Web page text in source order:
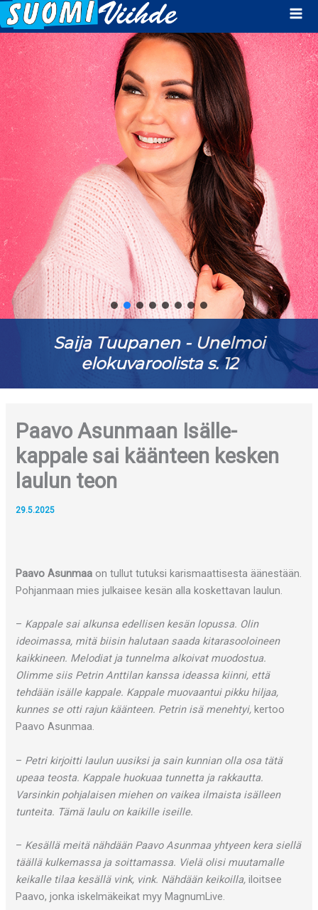
Saija Tuupanen - Unelmoi
elokuvaroolista s. 12
Paavo Asunmaan Isälle-
kappale sai käänteen kesken
laulun teon
29.5.2025
Paavo Asunmaa on tullut tutuksi karismaattisesta äänestään.
Pohjanmaan mies julkaisee kesän alla koskettavan laulun.
– Kappale sai alkunsa edellisen kesän lopussa. Olin
ideoimassa, mitä biisin halutaan saada kitarasooloineen
kaikkineen. Melodiat ja tunnelma alkoivat muodostua.
Olimme siis Petrin Anttilan kanssa ideassa kiinni, että
tehdään isälle kappale. Kappale muovaantui pikku hiljaa,
kunnes se otti rajun käänteen. Petrin isä menehtyi, kertoo
Paavo Asunmaa.
– Petri kirjoitti laulun uusiksi ja sain kunnian olla osa tätä
upeaa teosta. Kappale huokuaa tunnetta ja rakkautta.
Varsinkin pohjalaisen miehen on vaikea ilmaista isälleen
tunteita. Tämä laulu on kaikille iseille.
– Kesällä meitä nähdään Paavo Asunmaa yhtyeen kera siellä
täällä kulkemassa ja soittamassa. Vielä olisi muutamalle
keikalle tilaa kesällä vink, vink. Nähdään keikoilla, iloitsee
Paavo, jonka iskelmäkeikat myy MagnumLive.